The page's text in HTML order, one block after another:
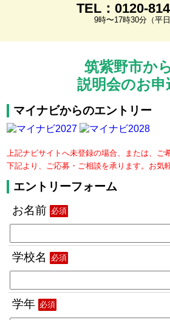
TEL：0120-
9時〜17時30分（平日
筑紫野市か
説明会のお申
マイナビからのエントリー
上記ナビサイトへ未登録の場合、または、ご
下記より、ご応募・ご相談を承ります。お気
エントリーフォーム
お名前 必須
学校名 必須
学年 必須